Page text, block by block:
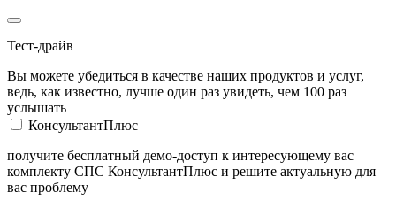
Тест-драйв
Вы можете убедиться в качестве наших продуктов и услуг,
ведь, как известно, лучше один раз увидеть, чем 100 раз
услышать
КонсультантПлюс
получите бесплатный демо-доступ к интересующему вас
комплекту СПС КонсультантПлюс и решите актуальную для
вас проблему